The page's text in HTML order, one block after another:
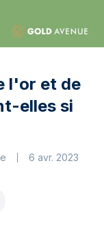
l'or et de
elles si
6 avr. 2023